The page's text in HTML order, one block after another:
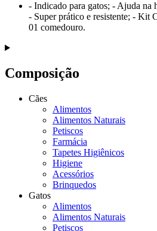
- Indicado para gatos; - Ajuda na
- Super prático e resistente; - Kit
01 comedouro.
Composição
Cães
Alimentos
Alimentos Naturais
Petiscos
Farmácia
Tapetes Higiênicos
Higiene
Acessórios
Brinquedos
Gatos
Alimentos
Alimentos Naturais
Petiscos